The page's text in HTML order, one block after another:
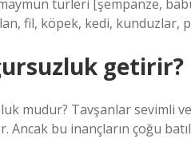
türleri [şempanze,
fil, köpek, kedi,
getirir?
mudur? Tavşanlar sevimli
Ancak bu inançların çoğu